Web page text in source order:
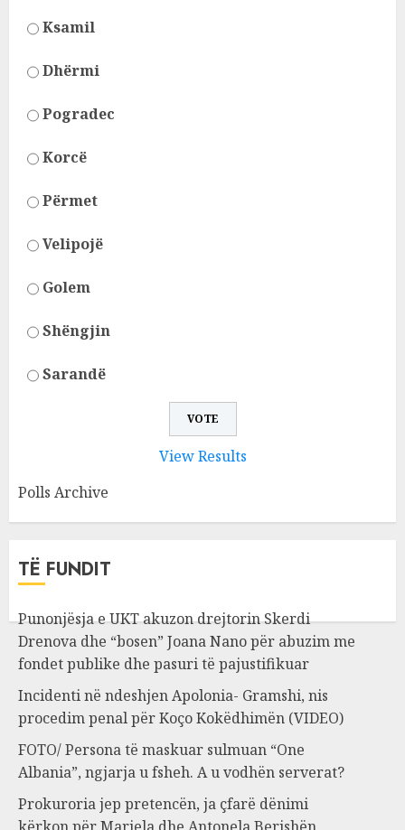
Ksamil
Dhërmi
Pogradec
Korcë
Përmet
Velipojë
Golem
Shëngjin
Sarandë
View Results
Polls Archive
TË FUNDIT
Punonjësja e UKT akuzon drejtorin Skerdi
Drenova dhe “bosen” Joana Nano për abuzim me
fondet publike dhe pasuri të pajustifikuar
Incidenti në ndeshjen Apolonia- Gramshi, nis
procedim penal për Koço Kokëdhimën (VIDEO)
FOTO/ Persona të maskuar sulmuan “One
Albania”, ngjarja u fsheh. A u vodhën serverat?
Prokuroria jep pretencën, ja çfarë dënimi